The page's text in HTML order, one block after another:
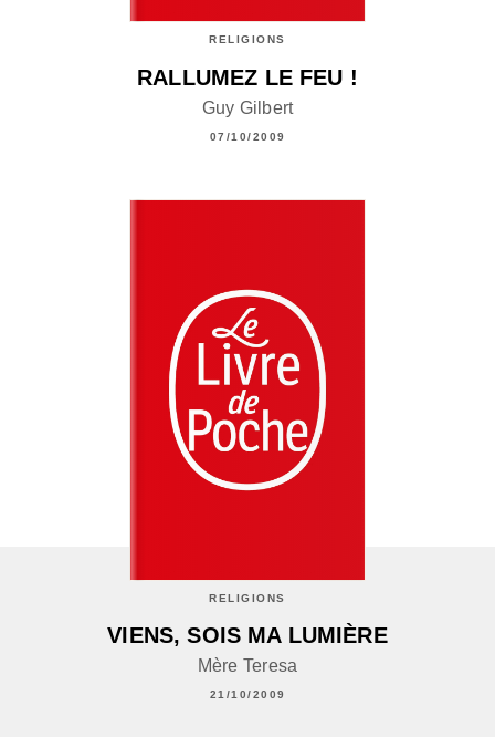
RELIGIONS
RALLUMEZ LE FEU !
Guy Gilbert
07/10/2009
RELIGIONS
VIENS, SOIS MA LUMIÈRE
Mère Teresa
21/10/2009